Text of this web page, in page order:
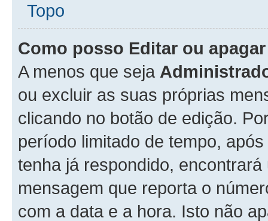
Topo
Como posso Editar ou
A menos que seja
ou excluir as suas próprias
clicando no botão de edição.
período limitado de tempo,
tenha já respondido,
mensagem que reporta o
com a data e a hora. Isto não